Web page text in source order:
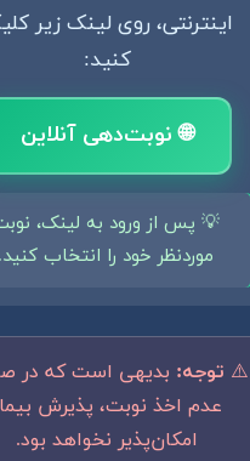
اینترنتی، روی لینک زیر
کنید:
🌐 نوبت‌دهی آنلاین
💡 پس از ورود به لینک،
موردنظر خود را انتخاب کنید.
⚠️ توجه: بدیهی است که در
عدم اخذ نوبت، پذیرش
امکان‌پذیر نخواهد بود.